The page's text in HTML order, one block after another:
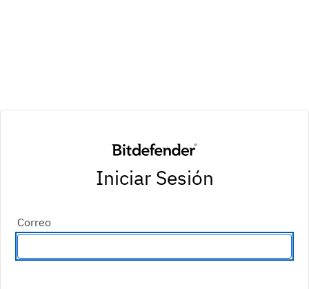
Iniciar Sesión
Correo
Introduzca una dirección de correo electrónico